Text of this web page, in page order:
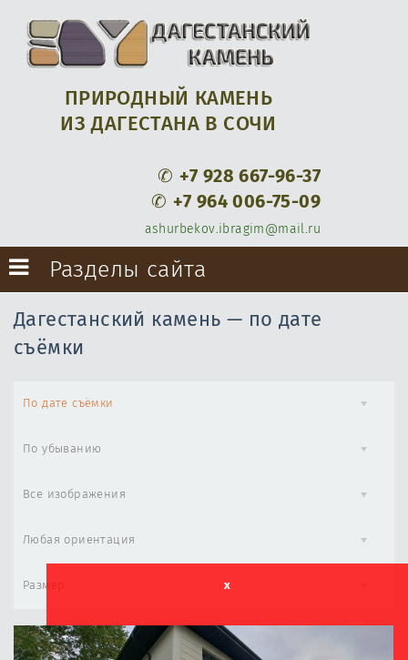
ПРИРОДНЫЙ КАМЕНЬ
ИЗ ДАГЕСТАНА В СОЧИ
✆ +7 928 667-96-37
✆ +7 964 006-75-09
ashurbekov.ibragim@mail.ru
Разделы сайта
Дагестанский камень — по дате
съёмки
По дате съёмки
По убыванию
Все изображения
Любая ориентация
Размер x